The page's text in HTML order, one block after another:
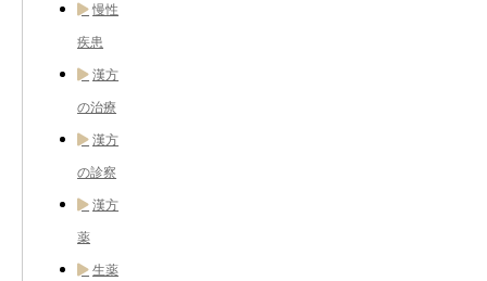
慢性
疾患
漢方
の治療
漢方
の診察
漢方
薬
生薬